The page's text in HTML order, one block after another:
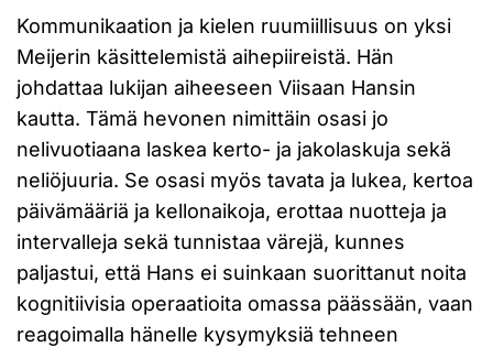
Kommunikaation ja kielen ruumiillisuus on yksi
Meijerin käsittelemistä aihepiireistä. Hän
johdattaa lukijan aiheeseen Viisaan Hansin
kautta. Tämä hevonen nimittäin osasi jo
nelivuotiaana laskea kerto- ja jakolaskuja sekä
neliöjuuria. Se osasi myös tavata ja lukea, kertoa
päivämääriä ja kellonaikoja, erottaa nuotteja ja
intervalleja sekä tunnistaa värejä, kunnes
paljastui, että Hans ei suinkaan suorittanut noita
kognitiivisia operaatioita omassa päässään, vaan
reagoimalla hänelle kysymyksiä tehneen